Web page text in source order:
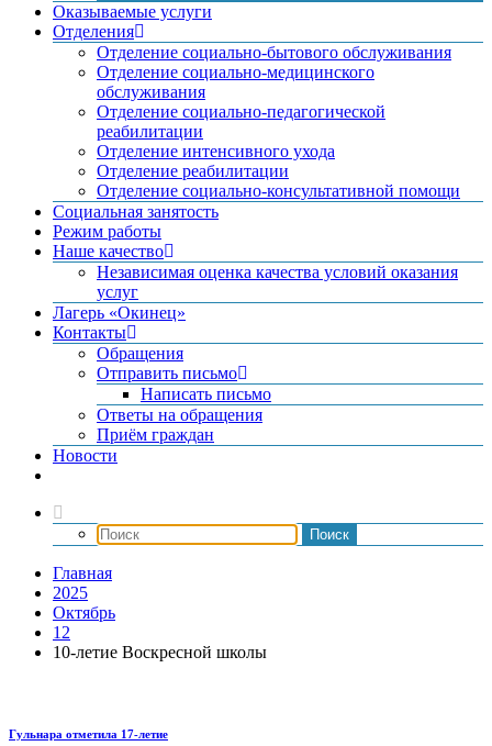
Оказываемые услуги
Отделения
Отделение социально-бытового обслуживания
Отделение социально-медицинского
обслуживания
Отделение социально-педагогической
реабилитации
Отделение интенсивного ухода
Отделение реабилитации
Отделение социально-консультативной помощи
Социальная занятость
Режим работы
Наше качество
Независимая оценка качества условий оказания
услуг
Лагерь «Окинец»
Контакты
Обращения
Отправить письмо
Написать письмо
Ответы на обращения
Приём граждан
Новости
Главная
2025
Октябрь
12
10-летие Воскресной школы
Гульнара отметила 17‑летие